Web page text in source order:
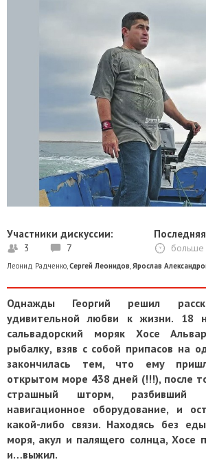
Участники дискуссии:
3 7 больше
Леонид Радченко Сергей Леонидов Ярослав
Однажды Георгий решил
удивительной любви к жизни. 18
сальвадорский моряк Хосе
рыбалку, взяв с собой припасов на
закончилась тем, что ему
открытом море 438 дней (!!!), после
страшный шторм,
навигационное оборудование, и
какой-либо связи. Находясь без
моря, акул и палящего солнца, Хосе
и…выжил.